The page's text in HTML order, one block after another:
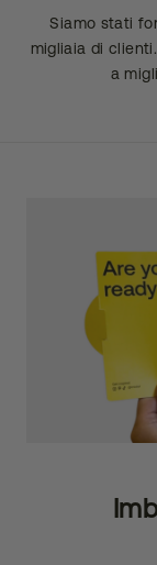
Siamo stati
migliaia di
a